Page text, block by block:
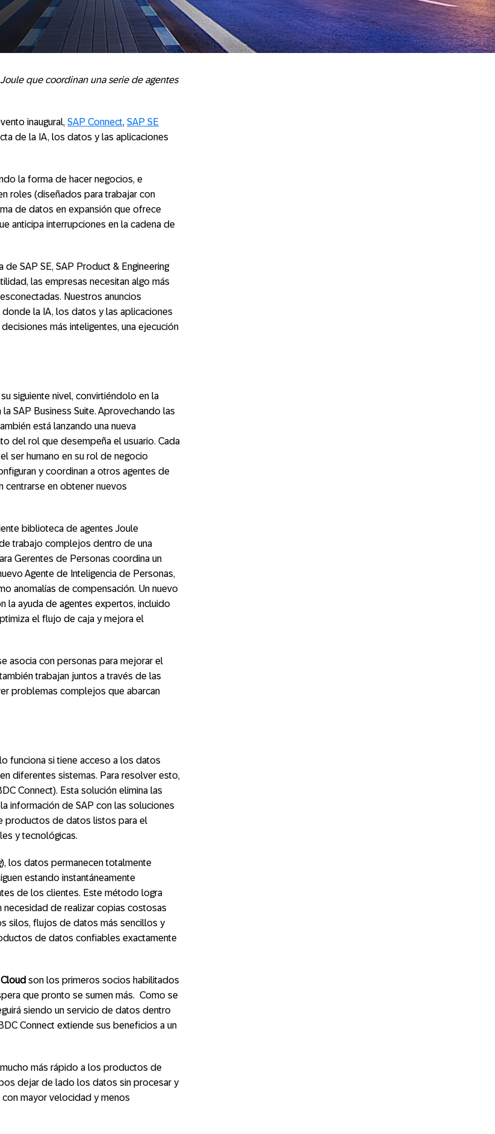
que coordinan una serie de agentes
inaugural, SAP Connect, SAP SE
de la IA, los datos y las aplicaciones
la forma de hacer negocios, e
roles (diseñados para trabajar con
de datos en expansión que ofrece
anticipa interrupciones en la cadena de
de SAP SE, SAP Product & Engineering
las empresas necesitan algo más
Nuestros anuncios
la IA, los datos y las aplicaciones
más inteligentes, una ejecución
siguiente nivel, convirtiéndolo en la
SAP Business Suite. Aprovechando las
está lanzando una nueva
del rol que desempeña el usuario. Cada
ser humano en su rol de negocio
y coordinan a otros agentes de
centrarse en obtener nuevos
biblioteca de agentes Joule
trabajo complejos dentro de una
Gerentes de Personas coordina un
Agente de Inteligencia de Personas,
anomalías de compensación. Un nuevo
la ayuda de agentes expertos, incluido
el flujo de caja y mejora el
asocia con personas para mejorar el
trabajan juntos a través de las
problemas complejos que abarcan
funciona si tiene acceso a los datos
diferentes sistemas. Para resolver esto,
Connect). Esta solución elimina las
información de SAP con las soluciones
productos de datos listos para el
y tecnológicas.
), los datos permanecen totalmente
estando instantáneamente
de los clientes. Este método logra
de realizar copias costosas
silos, flujos de datos más sencillos y
de datos confiables exactamente
son los primeros socios habilitados
que pronto se sumen más. Como se
siendo un servicio de datos dentro
Connect extiende sus beneficios a un
más rápido a los productos de
dejar de lado los datos sin procesar y
mayor velocidad y menos